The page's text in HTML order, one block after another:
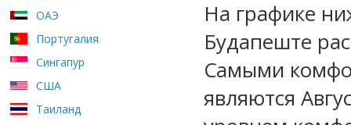
ОАЭ
Португалия
Сингапур
США
Таиланд
На графике
Будапеште
Самыми
являются